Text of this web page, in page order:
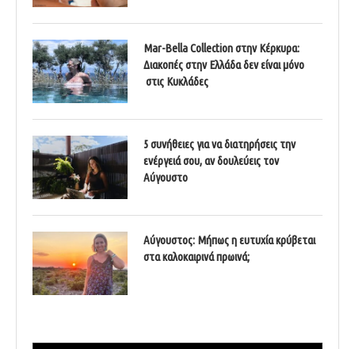
Mar-Bella Collection στην Κέρκυρα:
Διακοπές στην Ελλάδα δεν είναι μόνο
στις Κυκλάδες
5 συνήθειες για να διατηρήσεις την
ενέργειά σου, αν δουλεύεις τον
Αύγουστο
Αύγουστος: Μήπως η ευτυχία κρύβεται
στα καλοκαιρινά πρωινά;